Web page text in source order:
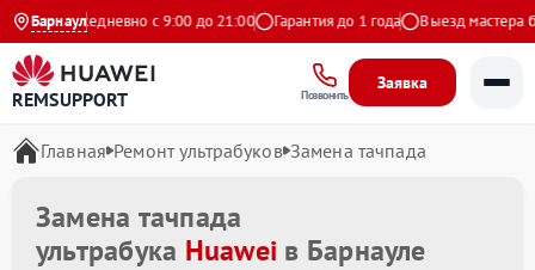
Барнаул
Ежедневно с 9:00 до 21:00 Гарантия до 1 года Выезд мастера
REMSUPPORT Позвонить
Заявка
Главная Ремонт ультрабуков Замена тачпада
Замена тачпада
ультрабука Huawei в Барнауле